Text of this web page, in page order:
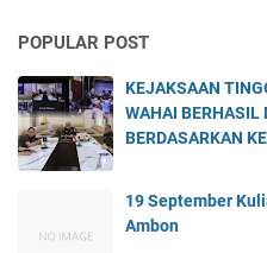
POPULAR POST
KEJAKSAAN
WAHAI BERHASIL
BERDASARKAN
19 September
Ambon